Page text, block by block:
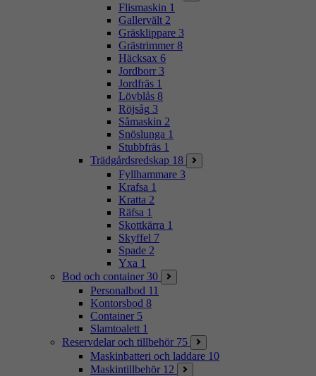
Flismaskin 1
Gallervält 2
Gräsklippare 3
Grästrimmer 8
Häcksax 6
Jordborr 3
Jordfräs 1
Lövblås 8
Röjsåg 3
Såmaskin 2
Snöslunga 1
Stubbfräs 1
Trädgårdsredskap 18
Fyllhammare 3
Krafsa 1
Kratta 2
Räfsa 1
Skottkärra 1
Skyffel 7
Spade 2
Yxa 1
Bod och container 30
Personalbod 11
Kontorsbod 8
Container 5
Slamtoalett 1
Reservdelar och tillbehör 75
Maskinbatteri och laddare 10
Maskintillbehör 12